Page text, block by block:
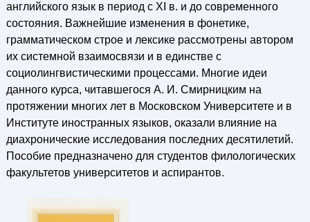
английского язык в период с XI в. и до современного
состояния. Важнейшие изменения в фонетике,
грамматическом строе и лексике рассмотрены автором
их системной взаимосвязи и в единстве с
социолингвистическими процессами. Многие идеи
данного курса, читавшегося А. И. Смирницким на
протяжении многих лет в Московском Университете и в
Институте иностранных языков, оказали влияние на
диахронические исследования последних десятилетий.
Пособие предназначено для студентов филологических
факультетов университетов и аспирантов.